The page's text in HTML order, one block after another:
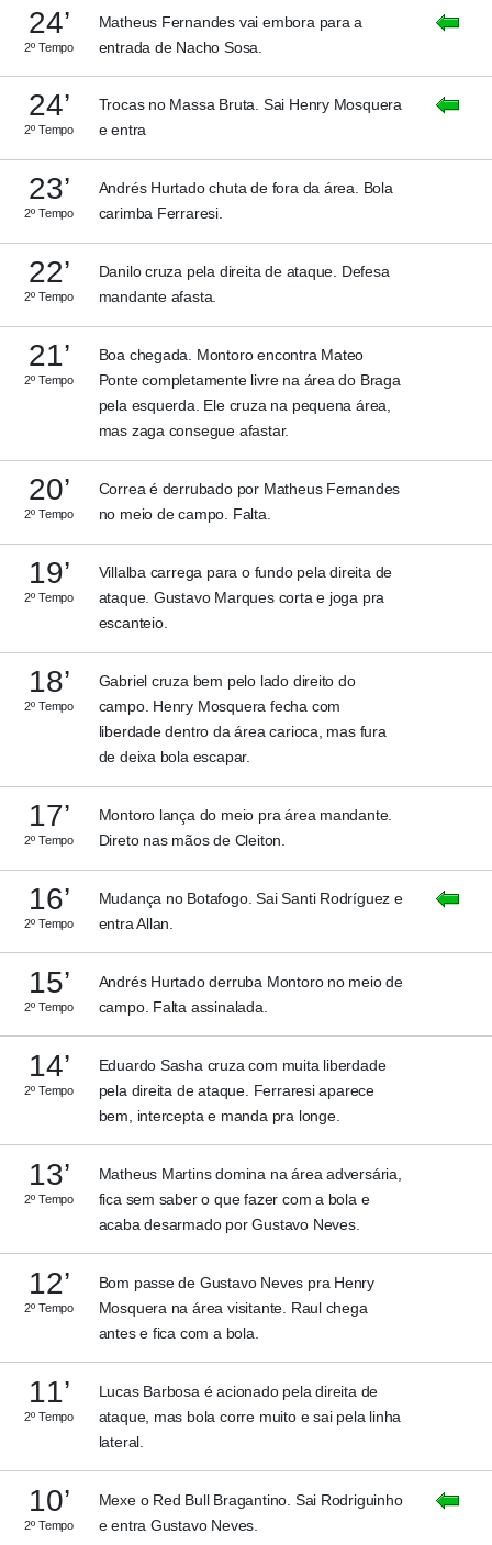
24’
2º Tempo
Matheus Fernandes vai embora para a
entrada de Nacho Sosa.
24’
2º Tempo
Trocas no Massa Bruta. Sai Henry Mosquera
e entra
23’
2º Tempo
Andrés Hurtado chuta de fora da área. Bola
carimba Ferraresi.
22’
2º Tempo
Danilo cruza pela direita de ataque. Defesa
mandante afasta.
21’
2º Tempo
Boa chegada. Montoro encontra Mateo
Ponte completamente livre na área do Braga
pela esquerda. Ele cruza na pequena área,
mas zaga consegue afastar.
20’
2º Tempo
Correa é derrubado por Matheus Fernandes
no meio de campo. Falta.
19’
2º Tempo
Villalba carrega para o fundo pela direita de
ataque. Gustavo Marques corta e joga pra
escanteio.
18’
2º Tempo
Gabriel cruza bem pelo lado direito do
campo. Henry Mosquera fecha com
liberdade dentro da área carioca, mas fura
de deixa bola escapar.
17’
2º Tempo
Montoro lança do meio pra área mandante.
Direto nas mãos de Cleiton.
16’
2º Tempo
Mudança no Botafogo. Sai Santi Rodríguez e
entra Allan.
15’
2º Tempo
Andrés Hurtado derruba Montoro no meio de
campo. Falta assinalada.
14’
2º Tempo
Eduardo Sasha cruza com muita liberdade
pela direita de ataque. Ferraresi aparece
bem, intercepta e manda pra longe.
13’
2º Tempo
Matheus Martins domina na área adversária,
fica sem saber o que fazer com a bola e
acaba desarmado por Gustavo Neves.
12’
2º Tempo
Bom passe de Gustavo Neves pra Henry
Mosquera na área visitante. Raul chega
antes e fica com a bola.
11’
2º Tempo
Lucas Barbosa é acionado pela direita de
ataque, mas bola corre muito e sai pela linha
lateral.
10’
2º Tempo
Mexe o Red Bull Bragantino. Sai Rodriguinho
e entra Gustavo Neves.